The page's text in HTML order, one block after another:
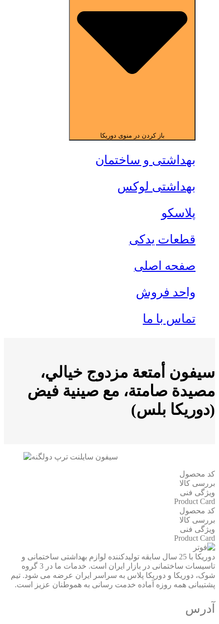
باز کردن در منوی دوریکا
بهداشتی و ساختمان
بهداشتی لوکس
پلاسکو
قطعات یدکی
صفحه اصلی
واحد فروش
تماس با ما
سيفون أمتعة مزدوج خيالي،
مصيدة صامتة، مع صينية فيض
(دوريكا بلس)
کد محصول
بررسی کالا
ویژگی فنی
Product Card
کد محصول
بررسی کالا
ویژگی فنی
Product Card
دوریکا با 25 سال سابقه تولیدکننده لوازم بهداشتی ساختمانی و
تاسیسات ساختمانی در بازار ایران است. خدمات ما در 3 گروه
شوک، دوریکا و دوریکا پلاس به سراسر ایران عرضه می شود. تیم
پشتیبانی همه روزه آماده خدمت رسانی به هموطنان عزیز است.
آدرس